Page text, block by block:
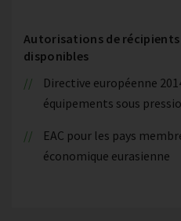
Autorisations de récipients
disponibles
Directive européenne
équipements sous
EAC pour les pays
économique eurasienne